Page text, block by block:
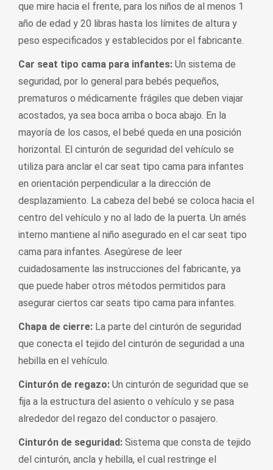
que mire hacia el frente, para los niños de al menos 1
año de edad y 20 libras hasta los límites de altura y
peso especificados y establecidos por el fabricante.
Car seat tipo cama para infantes: Un sistema de
seguridad, por lo general para bebés pequeños,
prematuros o médicamente frágiles que deben viajar
acostados, ya sea boca arriba o boca abajo. En la
mayoría de los casos, el bebé queda en una posición
horizontal. El cinturón de seguridad del vehículo se
utiliza para anclar el car seat tipo cama para infantes
en orientación perpendicular a la dirección de
desplazamiento. La cabeza del bebé se coloca hacia el
centro del vehículo y no al lado de la puerta. Un arnés
interno mantiene al niño asegurado en el car seat tipo
cama para infantes. Asegúrese de leer
cuidadosamente las instrucciones del fabricante, ya
que puede haber otros métodos permitidos para
asegurar ciertos car seats tipo cama para infantes.
Chapa de cierre: La parte del cinturón de seguridad
que conecta el tejido del cinturón de seguridad a una
hebilla en el vehículo.
Cinturón de regazo: Un cinturón de seguridad que se
fija a la estructura del asiento o vehículo y se pasa
alrededor del regazo del conductor o pasajero.
Cinturón de seguridad: Sistema que consta de tejido
del cinturón, ancla y hebilla, el cual restringe el